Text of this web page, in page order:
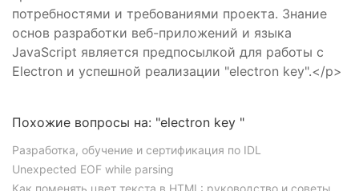
потребностями и требованиями проекта. Знание
основ разработки веб-приложений и языка
JavaScript является предпосылкой для работы с
Electron и успешной реализации "electron key".</p>
Похожие вопросы на: "electron key "
Разработка, обучение и сертификация по IDL
Unexpected EOF while parsing
Как поменять цвет текста в HTML: руководство и советы